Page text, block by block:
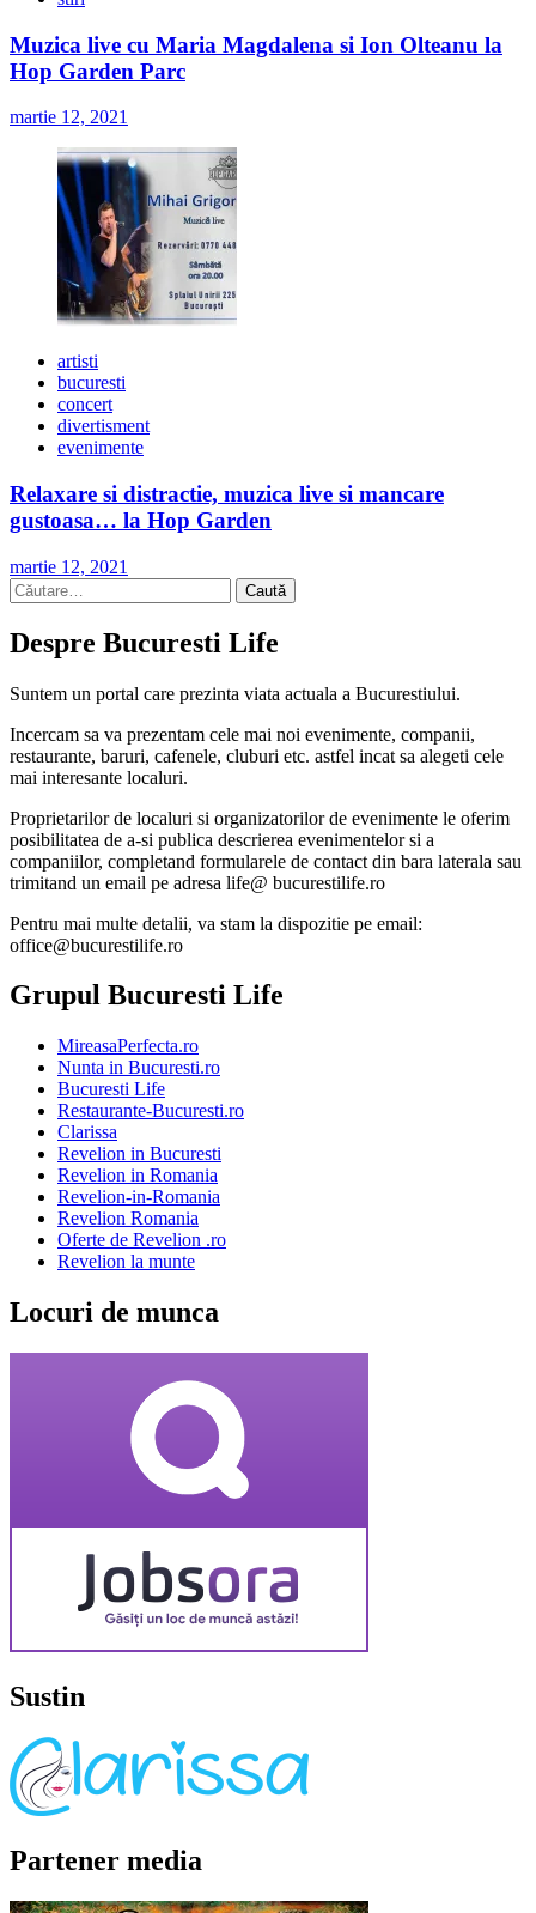
Muzica live cu Maria Magdalena si Ion Olteanu la
Hop Garden Parc
martie 12, 2021
artisti
bucuresti
concert
divertisment
evenimente
Relaxare si distractie, muzica live si mancare
gustoasa… la Hop Garden
martie 12, 2021
Caută
după:
Despre Bucuresti Life
Suntem un portal care prezinta viata actuala a Bucurestiului.
Incercam sa va prezentam cele mai noi evenimente, companii,
restaurante, baruri, cafenele, cluburi etc. astfel incat sa alegeti cele
mai interesante localuri.
Proprietarilor de localuri si organizatorilor de evenimente le oferim
posibilitatea de a-si publica descrierea evenimentelor si a
companiilor, completand formularele de contact din bara laterala sau
trimitand un email pe adresa life@ bucurestilife.ro
Pentru mai multe detalii, va stam la dispozitie pe email:
office@bucurestilife.ro
Grupul Bucuresti Life
MireasaPerfecta.ro
Nunta in Bucuresti.ro
Bucuresti Life
Restaurante-Bucuresti.ro
Clarissa
Revelion in Bucuresti
Revelion in Romania
Revelion-in-Romania
Revelion Romania
Oferte de Revelion .ro
Revelion la munte
Locuri de munca
Sustin
Partener media